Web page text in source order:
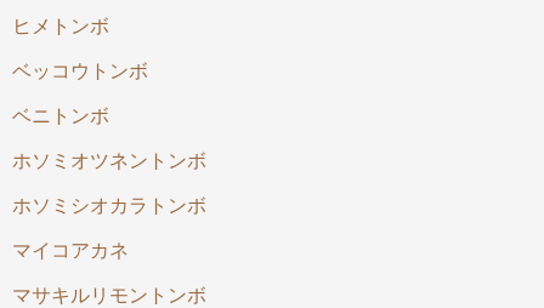
ヒメトンボ
ベッコウトンボ
ベニトンボ
ホソミオツネントンボ
ホソミシオカラトンボ
マイコアカネ
マサキルリモントンボ